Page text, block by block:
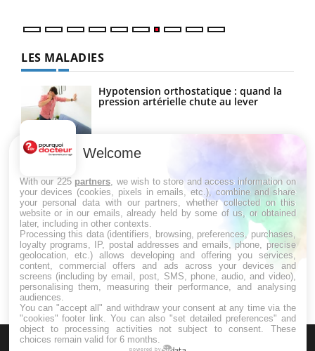
LES MALADIES
Hypotension orthostatique : quand la
pression artérielle chute au lever
Drépanocytose : une déformation des
globules rouges aux conséquences
Maladie de Charcot (Sclérose latérale
amyotrophique)
Welcome
With our 225 partners , we wish to store and access information on
your devices (cookies, pixels in emails, etc.), combine and share
your personal data with our partners, whether collected on this
website or in our emails, already held by some of us, or obtained
later, including in other contexts.
Processing this data (identifiers, browsing, preferences, purchases,
loyalty programs, IP, postal addresses and emails, phone, precise
geolocation, etc.) allows developing and offering you services,
content, commercial offers and ads across your devices and
screens (including by email, post, SMS, phone, audio, and video),
personalising them, measuring their performance, and analysing
audiences.
You can "accept all" and withdraw your consent at any time via the
"cookies" footer link . You can also "set detailed preferences" and
object to processing activities not subject to consent. These
choices remain valid for 6 months.
powered by